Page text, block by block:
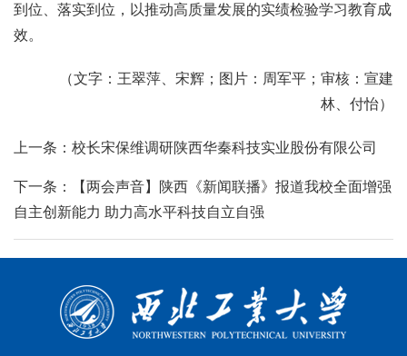
到位、落实到位，以推动高质量发展的实绩检验学习教育成
效。
（文字：王翠萍、宋辉；图片：周军平；审核：宣建
林、付怡）
上一条：校长宋保维调研陕西华秦科技实业股份有限公司
下一条：【两会声音】陕西《新闻联播》报道我校全面增强
自主创新能力 助力高水平科技自立自强